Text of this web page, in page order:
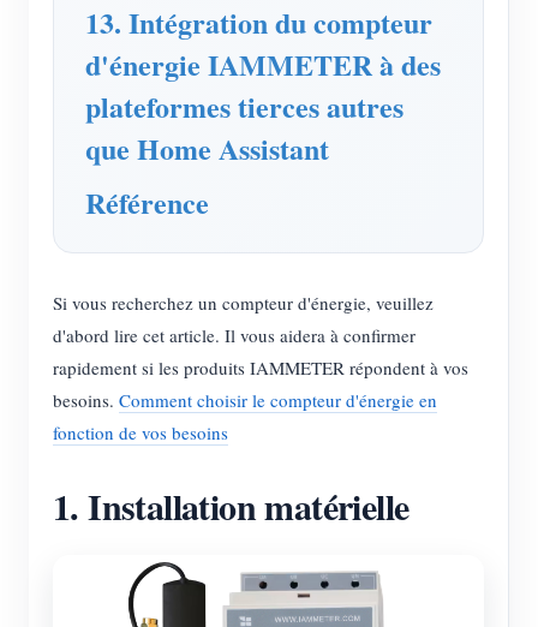
13. Intégration du compteur
d'énergie IAMMETER à des
plateformes tierces autres
que Home Assistant
Référence
Si vous recherchez un compteur d'énergie, veuillez
d'abord lire cet article. Il vous aidera à confirmer
rapidement si les produits IAMMETER répondent à vos
besoins. Comment choisir le compteur d'énergie en
fonction de vos besoins
1. Installation matérielle